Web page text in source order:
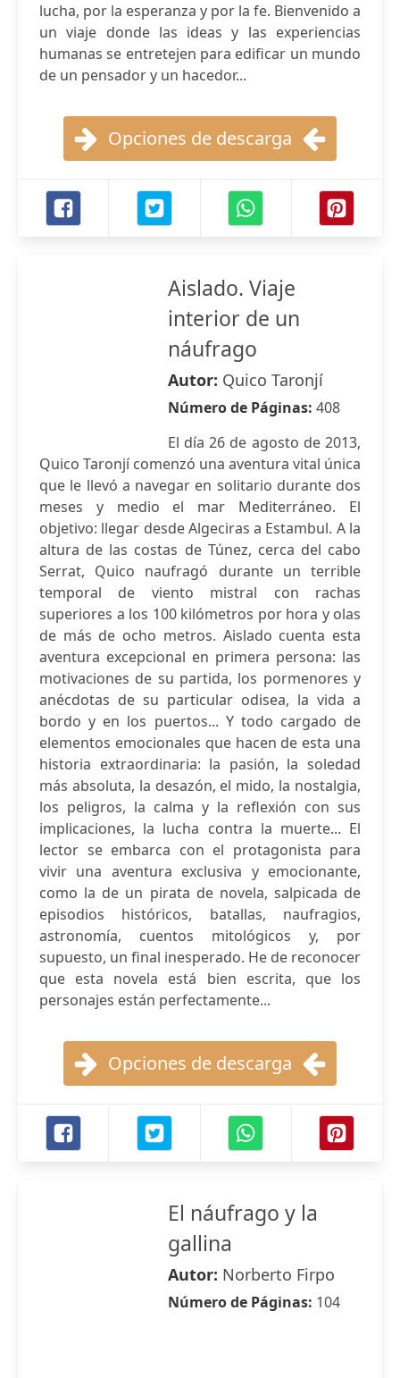
lucha, por la esperanza y por la fe. Bienvenido a
un viaje donde las ideas y las experiencias
humanas se entretejen para edificar un mundo
de un pensador y un hacedor...
Opciones de descarga
Aislado. Viaje
interior de un
náufrago
Autor: Quico Taronjí
Número de Páginas: 408
El día 26 de agosto de 2013,
Quico Taronjí comenzó una aventura vital única
que le llevó a navegar en solitario durante dos
meses y medio el mar Mediterráneo. El
objetivo: llegar desde Algeciras a Estambul. A la
altura de las costas de Túnez, cerca del cabo
Serrat, Quico naufragó durante un terrible
temporal de viento mistral con rachas
superiores a los 100 kilómetros por hora y olas
de más de ocho metros. Aislado cuenta esta
aventura excepcional en primera persona: las
motivaciones de su partida, los pormenores y
anécdotas de su particular odisea, la vida a
bordo y en los puertos... Y todo cargado de
elementos emocionales que hacen de esta una
historia extraordinaria: la pasión, la soledad
más absoluta, la desazón, el mido, la nostalgia,
los peligros, la calma y la reflexión con sus
implicaciones, la lucha contra la muerte... El
lector se embarca con el protagonista para
vivir una aventura exclusiva y emocionante,
como la de un pirata de novela, salpicada de
episodios históricos, batallas, naufragios,
astronomía, cuentos mitológicos y, por
supuesto, un final inesperado. He de reconocer
que esta novela está bien escrita, que los
personajes están perfectamente...
Opciones de descarga
El náufrago y la
gallina
Autor: Norberto Firpo
Número de Páginas: 104